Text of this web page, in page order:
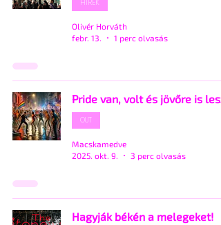
HÍREK
Olivér Horváth
febr. 13.
1 perc olvasás
Pride van, volt és jövőre is
OUT
Macskamedve
2025. okt. 9.
3 perc olvasás
Hagyják békén a melegeket!